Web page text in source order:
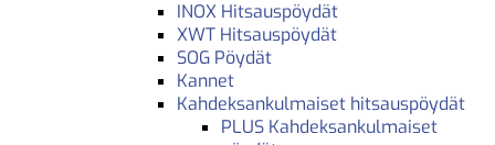
INOX Hitsauspöydät
XWT Hitsauspöydät
SOG Pöydät
Kannet
Kahdeksankulmaiset hitsauspöydät
PLUS Kahdeksankulmaiset